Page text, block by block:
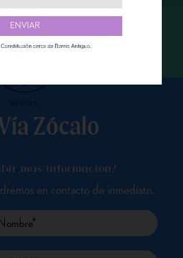
Zócalo
más información?
en contacto de inmediato.